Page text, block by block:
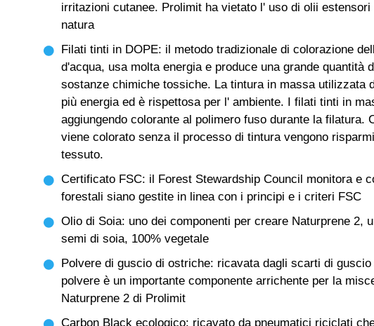
irritazioni cutanee. Prolimit ha vietato l' uso di olii
natura
Filati tinti in DOPE: il metodo tradizionale di colorazione
d'acqua, usa molta energia e produce una grande quantità
sostanze chimiche tossiche. La tintura in massa utilizzata
più energia ed è rispettosa per l' ambiente. I filati tinti in
aggiungendo colorante al polimero fuso durante la filatura.
viene colorato senza il processo di tintura vengono
tessuto.
Certificato FSC: il Forest Stewardship Council monitora e
forestali siano gestite in linea con i principi e i criteri FSC
Olio di Soia: uno dei componenti per creare Naturprene 2,
semi di soia, 100% vegetale
Polvere di guscio di ostriche: ricavata dagli scarti di
polvere è un importante componente arrichente per la
Naturprene 2 di Prolimit
Carbon Black ecologico: ricavato da pneumatici riciclati